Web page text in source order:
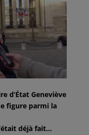
d’État Geneviève
figure parmi la
déjà fait…